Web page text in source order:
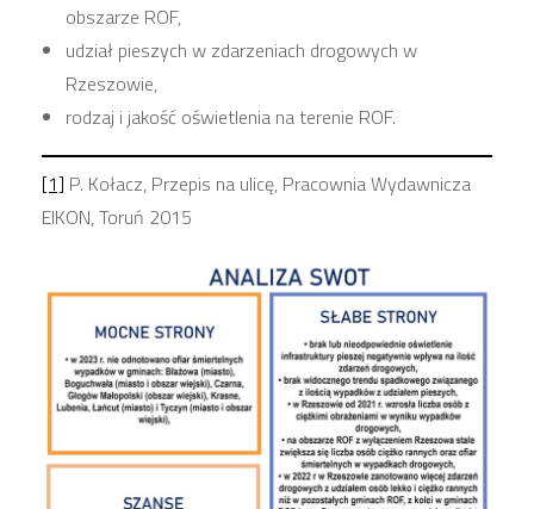
obszarze ROF,
udział pieszych w zdarzeniach drogowych w
Rzeszowie,
rodzaj i jakość oświetlenia na terenie ROF.
[1] P. Kołacz, Przepis na ulicę, Pracownia Wydawnicza
EIKON, Toruń 2015